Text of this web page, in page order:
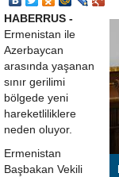
HABERRUS -
Ermenistan ile
Azerbaycan
arasında yaşanan
sınır gerilimi
bölgede yeni
hareketliliklere
neden oluyor.
Ermenistan
Başbakan Vekili